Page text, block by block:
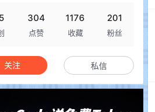
304
点赞
1176
收藏
201
粉丝
关注 私信